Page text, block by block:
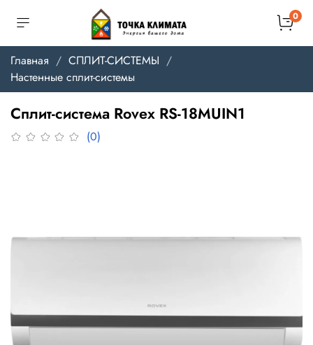
0
Главная
СПЛИТ-СИСТЕМЫ
Настенные сплит-системы
Сплит-система Rovex RS-18MUIN1
(0)